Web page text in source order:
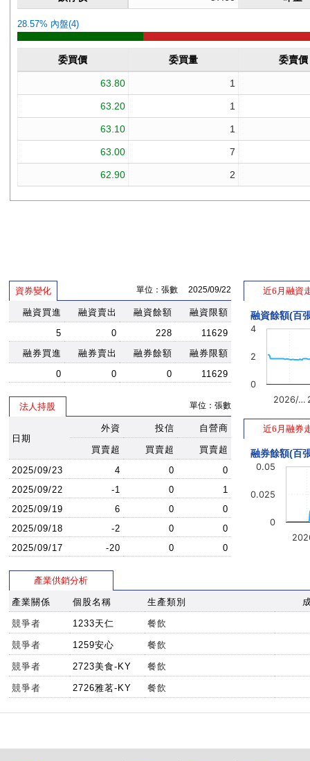
資券變化 單位：張數 2025/09/22
融資買進 融資賣出 融資餘額
融資限額
5
0 228
11629
融券買進
融券賣出 融券餘額
融券限額
0
0 0 11629
法人持股 單位：張數
日期
外資 投信 自營商
買賣超 買賣超
買賣超
2025/09/23
4 0
0
2025/09/22
-1 0
1
2025/09/19
6 0
0
2025/09/18
-2 0
0
2025/09/17
-20 0 0
近6月融資
融資餘額(百
2026/…
0
2
4
近6月融券
融券餘額(百
0
0.025
0.05
產業供銷分析
產業關係 個股名稱 生產類別
競爭者 1233天仁 餐飲
競爭者 1259安心 餐飲
競爭者 2723美食-KY 餐飲
競爭者 2726雅茗-KY 餐飲